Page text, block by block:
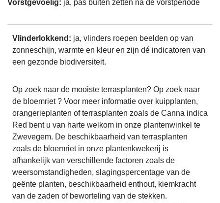
Vorstgevoelig: ja, pas buiten zetten na de vorstperiode
Vlinderlokkend: ja, vlinders roepen beelden op van
zonneschijn, warmte en kleur en zijn dé indicatoren van
een gezonde biodiversiteit.
Op zoek naar de mooiste terrasplanten? Op zoek naar
de bloemriet ? Voor meer informatie over kuipplanten,
orangerieplanten of terrasplanten zoals de Canna indica
Red bent u van harte welkom in onze plantenwinkel te
Zwevegem. De beschikbaarheid van terrasplanten
zoals de bloemriet in onze plantenkwekerij is
afhankelijk van verschillende factoren zoals de
weersomstandigheden, slagingspercentage van de
geënte planten, beschikbaarheid enthout, kiemkracht
van de zaden of beworteling van de stekken.